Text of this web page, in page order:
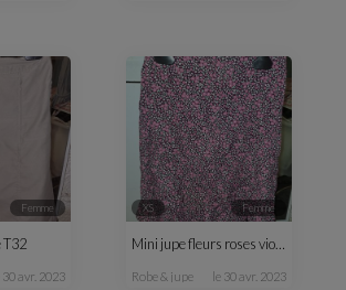
femme
T32
30 avr. 2023
XS femme
Mini jupe fleurs roses violette T34
robe & jupe le 30 avr. 2023